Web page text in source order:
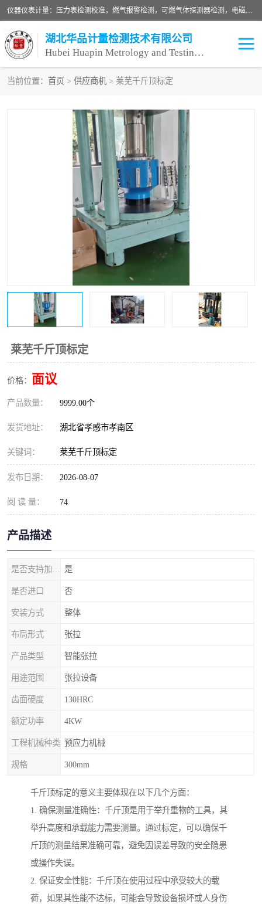
仪器仪表计量：压力表检测校准，燃气报警检测，可燃气体探测器检测，电磁流量计检测校准，明渠流量计检测，千斤顶检测标定，仪器校准，量具校准，仪表检测，仪器检测，计量设备校准；洁净室检测：洁净度检测，洁净厂房检测，无尘洁净室检测，悬浮粒子检测，*过滤器检测；安全阀校验：安全阀校验，安全阀检验，安全阀检测，安全阀年检，安全阀校正，安全阀校准；
湖北华品计量检测技术有限公司
Hubei Huapin Metrology and Testing Technology Co. , Ltd.
当前位置： 首页 > 供应商机 > 莱芜千斤顶标定
莱芜千斤顶标定
价格： 面议
产品数量： 9999.00个
发货地址： 湖北省孝感市孝南区
关键词： 莱芜千斤顶标定
发布日期： 2026-08-07
阅 读 量： 74
产品描述
是
是否进口 否
安装方式 整体
布局形式 张拉
产品类型 智能张拉
用途范围 张拉设备
齿面硬度 130HRC
额定功率 4KW
工程机械种类 预应力机械
规格 300mm
千斤顶标定的意义主要体现在以下几个方面：
1. 确保测量准确性：千斤顶是用于举升重物的工具，其
举升高度和承载能力需要测量。通过标定，可以确保千
斤顶的测量结果准确可靠，避免因误差导致的安全隐患
或操作失误。
2. 保证安全性能：千斤顶在使用过程中承受较大的载
荷，如果其性能不达标，可能会导致设备损坏或人身伤
计量设备校准
可燃气体探测器